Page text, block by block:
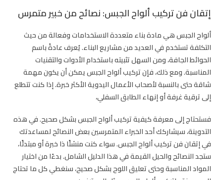
إتقان فن تركيب ألواح الجبس: نصائح من خبير متمرس
ألواح الجبس هي مادة بناء متعددة الاستخدامات وفعالة من حيث
التكلفة تستخدم في العديد من مشاريع البناء. يُعرف عادةً باسم
الحوائط الجافة، ومن السهل تثبيته باستخدام الأدوات والتقنيات
المناسبة. ومع ذلك، فإن تركيب ألواح الجبس يمكن أن يكون مهمة
شاقة حتى بالنسبة لأصحاب الأعمال اليدوية الأكثر خبرة. إذا كنت تتطلع
إلى ترقية غرفة أو إنهاء الطابق السفلي،
فستحتاج إلى معرفة كيفية تركيب ألواح الجبس بشكل صحيح. في هذه
التدوينة، سيشاركك أحد الخبراء المتمرسين بعض النصائح لمساعدتك
في إتقان فن تركيب ألواح الجبس. سواء كنت منشئًا ذا خبرة أو مبتدئًا،
ستجد النصائح والحيل القيمة في هذا الدليل الشامل. بدءًا من اختيار
المواد المناسبة وحتى تعليق اللوح بشكل صحيح، سنغطي كل ما تحتاج